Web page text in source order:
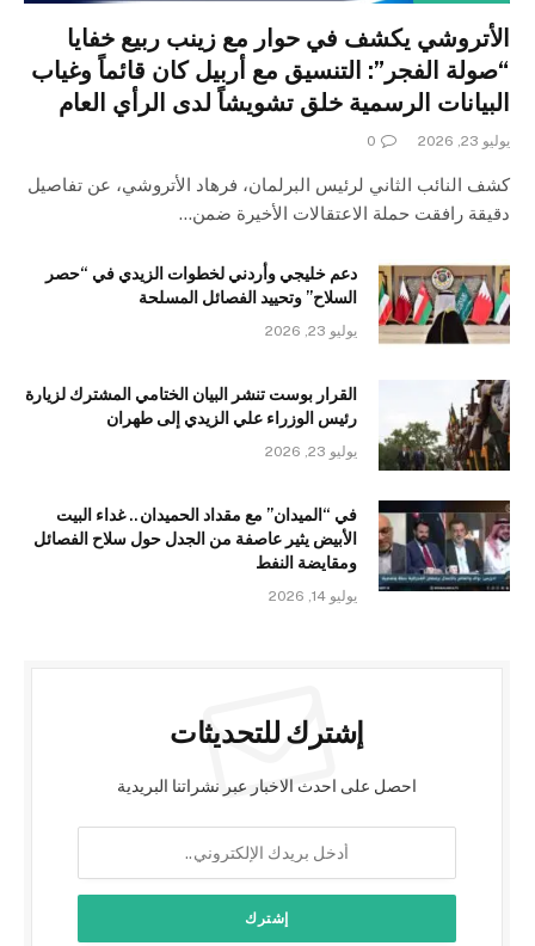
الأتروشي يكشف في حوار مع زينب ربيع خفايا
“صولة الفجر”: التنسيق مع أربيل كان قائماً وغياب
البيانات الرسمية خلق تشويشاً لدى الرأي العام
يوليو 23, 2026 0
كشف النائب الثاني لرئيس البرلمان، فرهاد الأتروشي، عن تفاصيل
دقيقة رافقت حملة الاعتقالات الأخيرة ضمن…
دعم خليجي وأردني لخطوات الزيدي في “حصر
السلاح” وتحييد الفصائل المسلحة
يوليو 23, 2026
القرار بوست تنشر البيان الختامي المشترك لزيارة
رئيس الوزراء علي الزيدي إلى طهران
يوليو 23, 2026
في “الميدان” مع مقداد الحميدان.. غداء البيت
الأبيض يثير عاصفة من الجدل حول سلاح الفصائل
ومقايضة النفط
يوليو 14, 2026
إشترك للتحديثات
احصل على احدث الاخبار عبر نشراتنا البريدية